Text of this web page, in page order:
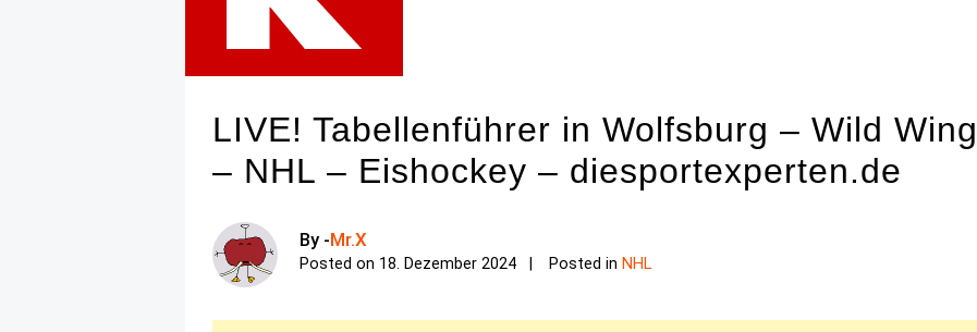
LIVE! Tabellenführer in Wolfsburg – Wild
– NHL – Eishockey – diesportexperten.de
By -Mr.X
Posted on 18. Dezember 2024 Posted in NHL